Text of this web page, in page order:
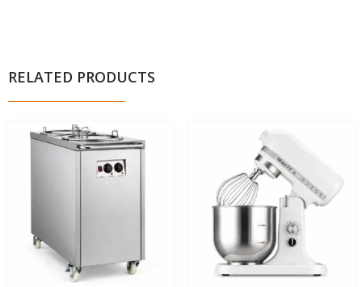
RELATED PRODUCTS